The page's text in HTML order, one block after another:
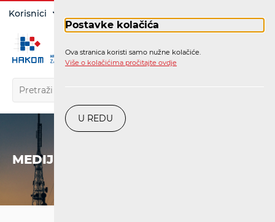
Postavke kolačića
Ova stranica koristi samo nužne kolačiće.
Više o kolačićima pročitajte ovdje
U REDU
Korisnici
MEDIJI